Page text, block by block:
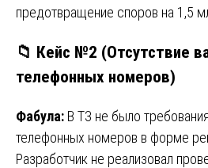
предотвращение споров на 1,5
📁 Кейс №2 (Отсутствие
телефонных номеров)
Фабула: В ТЗ не было
телефонных номеров в форме
Разработчик не реализовал